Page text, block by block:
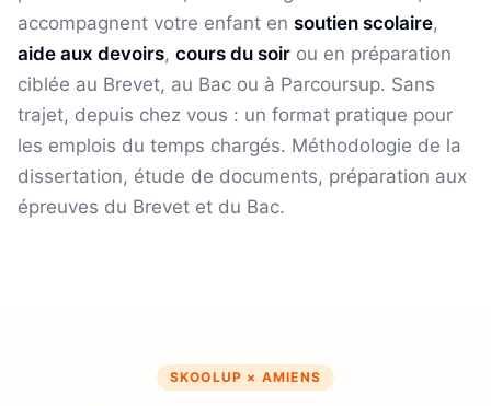
accompagnent votre enfant en soutien scolaire,
aide aux devoirs, cours du soir ou en préparation
ciblée au Brevet, au Bac ou à Parcoursup. Sans
trajet, depuis chez vous : un format pratique pour
les emplois du temps chargés. Méthodologie de la
dissertation, étude de documents, préparation aux
épreuves du Brevet et du Bac.
SKOOLUP × AMIENS